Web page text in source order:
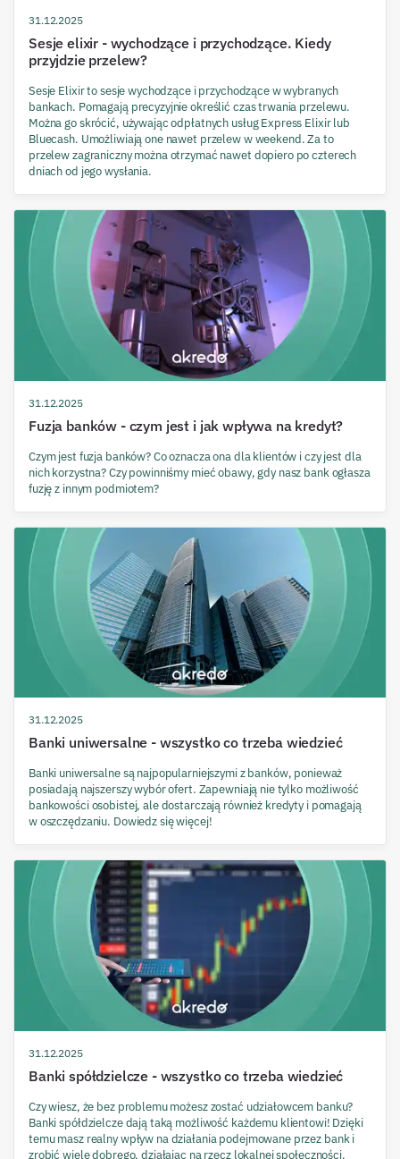
31.12.2025
Sesje elixir - wychodzące i przychodzące. Kiedy
przyjdzie przelew?
Sesje Elixir to sesje wychodzące i przychodzące w wybranych
bankach. Pomagają precyzyjnie określić czas trwania przelewu.
Można go skrócić, używając odpłatnych usług Express Elixir lub
Bluecash. Umożliwiają one nawet przelew w weekend. Za to
przelew zagraniczny można otrzymać nawet dopiero po czterech
dniach od jego wysłania.
31.12.2025
Fuzja banków - czym jest i jak wpływa na kredyt?
Czym jest fuzja banków? Co oznacza ona dla klientów i czy jest dla
nich korzystna? Czy powinniśmy mieć obawy, gdy nasz bank ogłasza
fuzję z innym podmiotem?
31.12.2025
Banki uniwersalne - wszystko co trzeba wiedzieć
Banki uniwersalne są najpopularniejszymi z banków, ponieważ
posiadają najszerszy wybór ofert. Zapewniają nie tylko możliwość
bankowości osobistej, ale dostarczają również kredyty i pomagają
w oszczędzaniu. Dowiedz się więcej!
31.12.2025
Banki spółdzielcze - wszystko co trzeba wiedzieć
Czy wiesz, że bez problemu możesz zostać udziałowcem banku?
Banki spółdzielcze dają taką możliwość każdemu klientowi! Dzięki
temu masz realny wpływ na działania podejmowane przez bank i
zrobić wiele dobrego, działając na rzecz lokalnej społeczności.